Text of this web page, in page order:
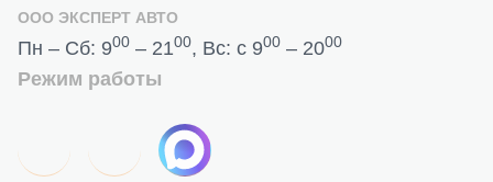
ООО ЭКСПЕРТ АВТО
Пн – Сб: 900 – 2100, Вс: с 900 – 2000
Режим работы